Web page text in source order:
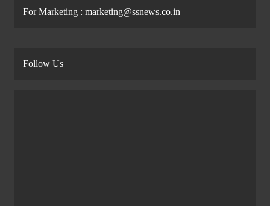
For Marketing : marketing@ssnews.co.in
Follow Us